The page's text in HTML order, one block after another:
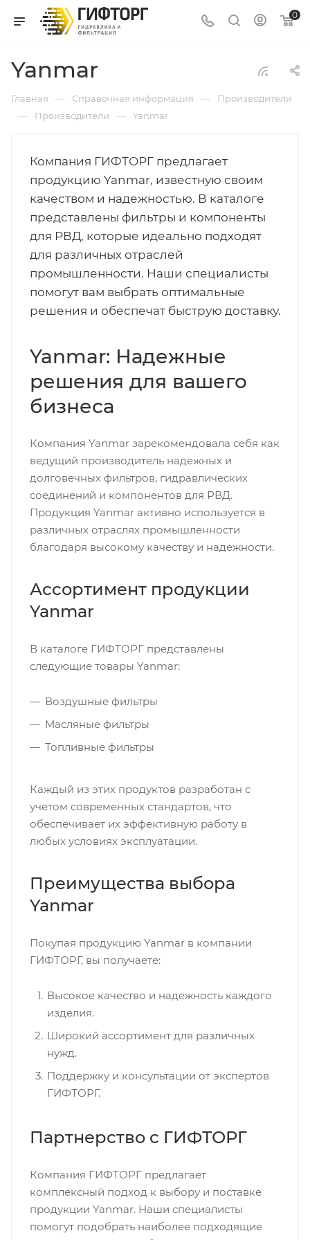
0
Yanmar
Главная — Справочная информация — Производители
— Производители — Yanmar
Компания ГИФТОРГ предлагает
продукцию Yanmar, известную своим
качеством и надежностью. В каталоге
представлены фильтры и компоненты
для РВД, которые идеально подходят
для различных отраслей
промышленности. Наши специалисты
помогут вам выбрать оптимальные
решения и обеспечат быструю доставку.
Yanmar: Надежные
решения для вашего
бизнеса
Компания Yanmar зарекомендовала себя как
ведущий производитель надежных и
долговечных фильтров, гидравлических
соединений и компонентов для РВД.
Продукция Yanmar активно используется в
различных отраслях промышленности
благодаря высокому качеству и надежности.
Ассортимент продукции
Yanmar
В каталоге ГИФТОРГ представлены
следующие товары Yanmar:
Воздушные фильтры
Масляные фильтры
Топливные фильтры
Каждый из этих продуктов разработан с
учетом современных стандартов, что
обеспечивает их эффективную работу в
любых условиях эксплуатации.
Преимущества выбора
Yanmar
Покупая продукцию Yanmar в компании
ГИФТОРГ, вы получаете:
Высокое качество и надежность каждого
изделия.
Широкий ассортимент для различных
нужд.
Поддержку и консультации от экспертов
ГИФТОРГ.
Партнерство с ГИФТОРГ
Компания ГИФТОРГ предлагает
комплексный подход к выбору и поставке
продукции Yanmar. Наши специалисты
помогут подобрать наиболее подходящие